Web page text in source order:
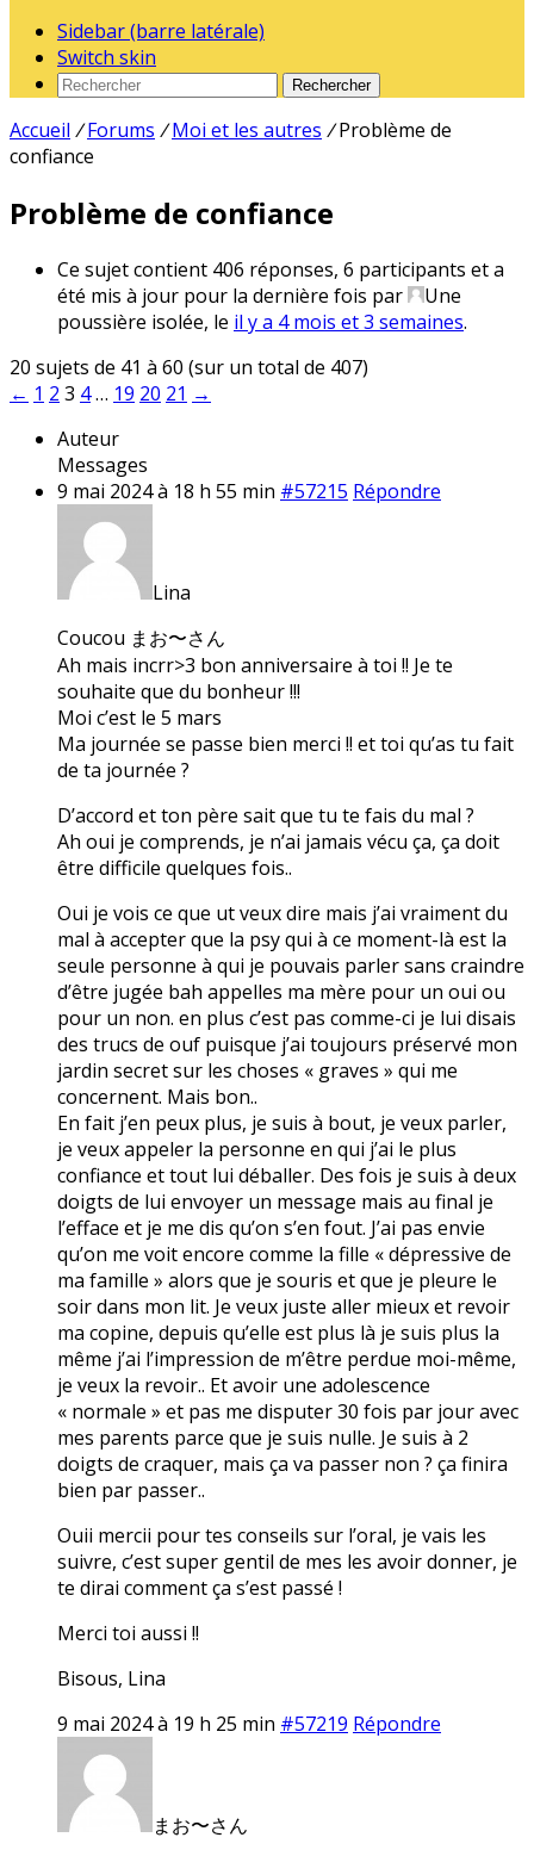
Sidebar (barre latérale)
Switch skin
Rechercher
Accueil / Forums / Moi et les autres / Problème de
confiance
Problème de confiance
Ce sujet contient 406 réponses, 6 participants et a
été mis à jour pour la dernière fois par
Une
poussière isolée, le il y a 4 mois et 3 semaines.
20 sujets de 41 à 60 (sur un total de 407)
← 1 2 3 4… 19 20 21 →
Auteur
Messages
9 mai 2024 à 18 h 55 min #57215 Répondre
Lina
Coucou まお〜さん
Ah mais incrr>3 bon anniversaire à toi !! Je te
souhaite que du bonheur !!!
Moi c’est le 5 mars
Ma journée se passe bien merci !! et toi qu’as tu fait
de ta journée ?
D’accord et ton père sait que tu te fais du mal ?
Ah oui je comprends, je n’ai jamais vécu ça, ça doit
être difficile quelques fois..
Oui je vois ce que ut veux dire mais j’ai vraiment du
mal à accepter que la psy qui à ce moment-là est la
seule personne à qui je pouvais parler sans craindre
d’être jugée bah appelles ma mère pour un oui ou
pour un non. en plus c’est pas comme-ci je lui disais
des trucs de ouf puisque j’ai toujours préservé mon
jardin secret sur les choses « graves » qui me
concernent. Mais bon..
En fait j’en peux plus, je suis à bout, je veux parler,
je veux appeler la personne en qui j’ai le plus
confiance et tout lui déballer. Des fois je suis à deux
doigts de lui envoyer un message mais au final je
l’efface et je me dis qu’on s’en fout. J’ai pas envie
qu’on me voit encore comme la fille « dépressive de
ma famille » alors que je souris et que je pleure le
soir dans mon lit. Je veux juste aller mieux et revoir
ma copine, depuis qu’elle est plus là je suis plus la
même j’ai l’impression de m’être perdue moi-même,
je veux la revoir.. Et avoir une adolescence
« normale » et pas me disputer 30 fois par jour avec
mes parents parce que je suis nulle. Je suis à 2
doigts de craquer, mais ça va passer non ? ça finira
bien par passer..
Ouii mercii pour tes conseils sur l’oral, je vais les
suivre, c’est super gentil de mes les avoir donner, je
te dirai comment ça s’est passé !
Merci toi aussi !!
Bisous, Lina
9 mai 2024 à 19 h 25 min #57219 Répondre
まお〜さん